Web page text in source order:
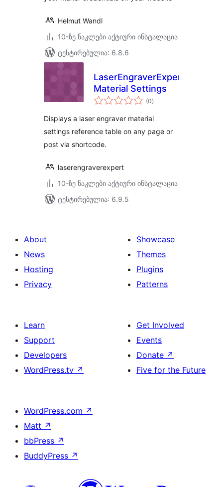
Helmut Wandl
10-ზე ნაკლები აქტიური ინსტალაცია
ტესტირებულია: 6.8.6
LaserEngraverExpert
Material Settings
(0საერთო
რეიტინგი
)
Displays a laser engraver material
settings reference table on any page or
post via shortcode.
laserengraverexpert
10-ზე ნაკლები აქტიური ინსტალაცია
ტესტირებულია: 6.9.5
About
News
Hosting
Privacy
Showcase
Themes
Plugins
Patterns
Learn
Support
Developers
WordPress.tv ↗
Get Involved
Events
Donate ↗
Five for the Future
WordPress.com ↗
Matt ↗
bbPress ↗
BuddyPress ↗